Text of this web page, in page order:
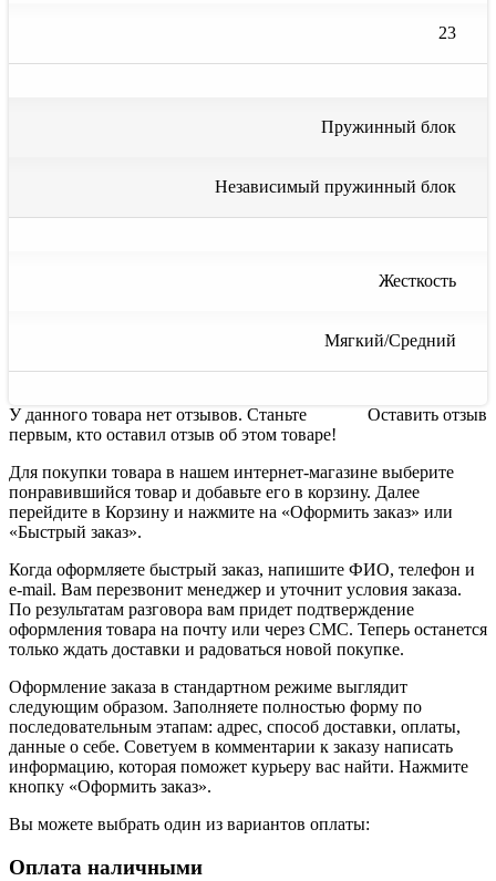
23
Пружинный блок
Независимый пружинный блок
Жесткость
Мягкий/Средний
Оставить отзыв
У данного товара нет отзывов. Станьте
первым, кто оставил отзыв об этом товаре!
Для покупки товара в нашем интернет-магазине выберите
понравившийся товар и добавьте его в корзину. Далее
перейдите в Корзину и нажмите на «Оформить заказ» или
«Быстрый заказ».
Когда оформляете быстрый заказ, напишите ФИО, телефон и
e-mail. Вам перезвонит менеджер и уточнит условия заказа.
По результатам разговора вам придет подтверждение
оформления товара на почту или через СМС. Теперь останется
только ждать доставки и радоваться новой покупке.
Оформление заказа в стандартном режиме выглядит
следующим образом. Заполняете полностью форму по
последовательным этапам: адрес, способ доставки, оплаты,
данные о себе. Советуем в комментарии к заказу написать
информацию, которая поможет курьеру вас найти. Нажмите
кнопку «Оформить заказ».
Вы можете выбрать один из вариантов оплаты:
Оплата наличными